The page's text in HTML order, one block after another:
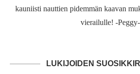
kauniisti nauttien pidemmän kaavan
vierailulle! -Peggy-
LUKIJOIDEN